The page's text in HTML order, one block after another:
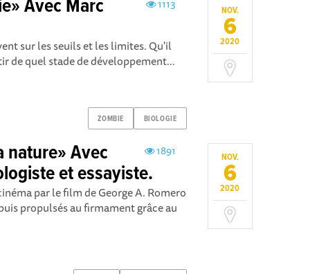
NOV.
6
2020
1113
Avec Marc
sur les seuils et les limites. Qu'il
de quel stade de développement...
ZOMBIE BIOLOGIE
NOV.
6
2020
1891
nature» Avec
et essayiste.
par le film de George A. Romero
propulsés au firmament grâce au